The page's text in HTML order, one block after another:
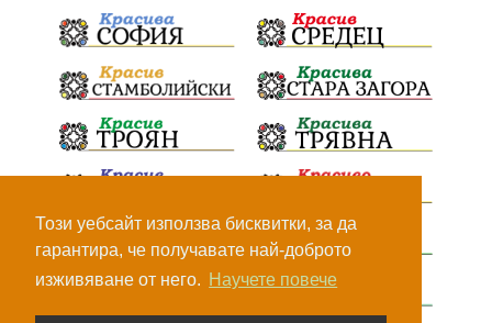
Този уебсайт използва бисквитки, за да
гарантира, че получавате най-доброто
изживяване от него. Научете повече
Росен Желязков справедливост
#Земеделие социални услуги
Министерство на земеделието Огняново